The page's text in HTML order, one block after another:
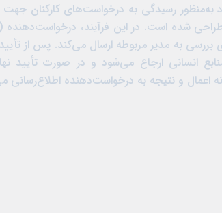
به‌منظور رسیدگی به درخواست‌های کارکنان
شده است. در این فرآیند، درخواست‌دهنده
بررسی به مدیر مربوطه ارسال می‌کند. پس از
انسانی ارجاع می‌شود و در صورت تأیید
اعمال و نتیجه به درخواست‌دهنده اطلاع‌رسانی